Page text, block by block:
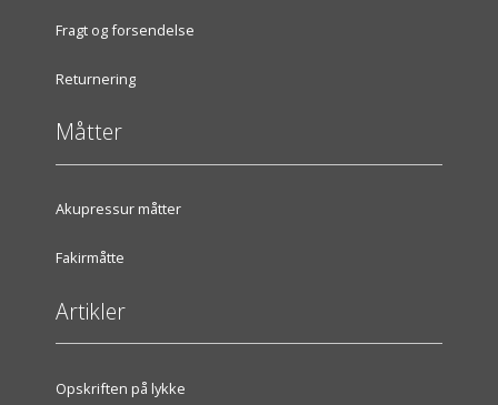
Fragt og forsendelse
Returnering
Måtter
Akupressur måtter
Fakirmåtte
Artikler
Opskriften på lykke